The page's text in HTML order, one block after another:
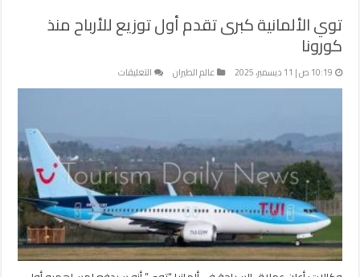
توي الألمانية كبرى تقدم أول توزيع للأرباح منذ
كورونا
10:19 ص | 11 ديسمبر، 2025 عالم الطيران التعليقات
توي
أول
توزيع
للأرباح
منذ
كورونا
مغلقة